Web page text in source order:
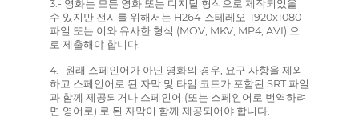
3.- 영화는 모든 영화 또는 디지털 형식으로 제작되었을
수 있지만 전시를 위해서는 H264-스테레오-1920x1080
파일 또는 이와 유사한 형식 (MOV, MKV, MP4, AVI) 으
로 제출해야 합니다.
4.- 원래 스페인어가 아닌 영화의 경우, 요구 사항을 제외
하고 스페인어로 된 자막 및 타임 코드가 포함된 SRT 파일
과 함께 제공되거나 스페인어 (또는 스페인어로 번역하려
면 영어로) 로 된 자막이 함께 제공되어야 합니다.